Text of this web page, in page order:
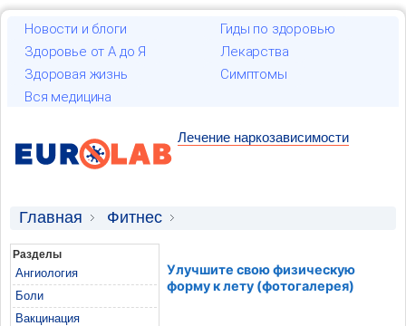
Новости и блоги
Гиды по здоровью
Здоровье от А до Я
Лекарства
Здоровая жизнь
Симптомы
Вся медицина
Лечение наркозависимости
Главная
Фитнес
Улучшите свою физическую форму к лету
(фотогалерея)
Разделы
Ангиология
Боли
Вакцинация
Улучшите свою физическую
форму к лету (фотогалерея)